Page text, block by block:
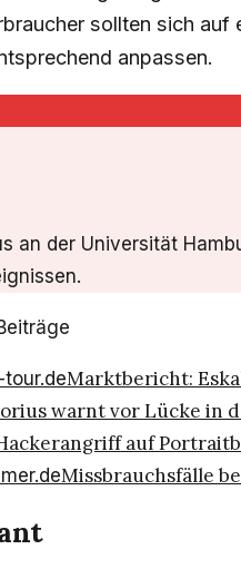
sollten sich
anpassen.
an der Universität
Marktbericht:
warnt vor Lücke in
auf
Missbrauchsfälle